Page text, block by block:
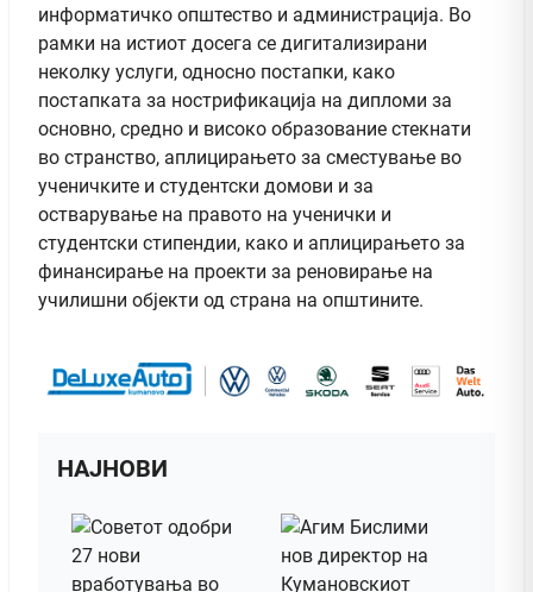
информатичко општество и администрација. Во
рамки на истиот досега се дигитализирани
неколку услуги, односно постапки, како
постапката за нострификација на дипломи за
основно, средно и високо образование стекнати
во странство, аплицирањето за сместување во
ученичките и студентски домови и за
остварување на правото на ученички и
студентски стипендии, како и аплицирањето за
финансирање на проекти за реновирање на
училишни објекти од страна на општините.
НАЈНОВИ